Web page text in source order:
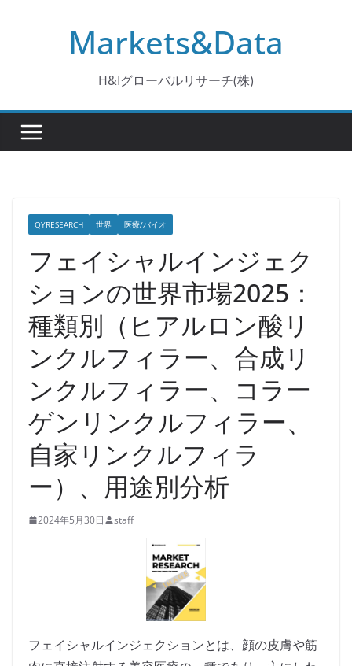
Markets&Data
H&Iグローバルリサーチ(株)
QYRESEARCH 世界 医療/バイオ
フェイシャルインジェク
ションの世界市場2025：
種類別（ヒアルロン酸リ
ンクルフィラー、合成リ
ンクルフィラー、コラー
ゲンリンクルフィラー、
自家リンクルフィラ
ー）、用途別分析
2024年5月30日 staff
フェイシャルインジェクションとは、顔の皮膚や筋